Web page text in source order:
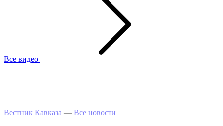
Все видео
Вестник Кавказа — Все новости